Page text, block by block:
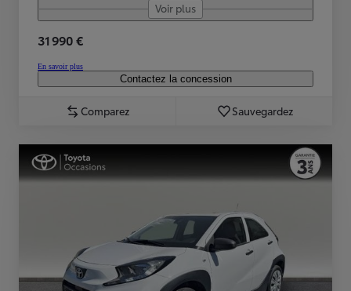
Voir plus
31 990 €
En savoir plus
Contactez la concession
Comparez Sauvegardez